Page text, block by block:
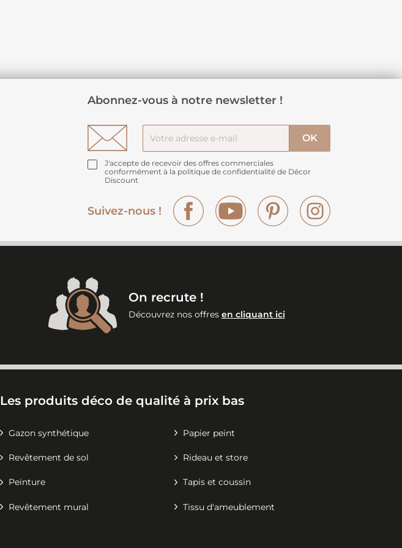
Abonnez-vous à notre newsletter !
J'accepte de recevoir des offres commerciales
conformément à la politique de confidentialité de Décor
Discount
Suivez-nous !
Facebook YouTube Pinterest
On recrute !
Découvrez nos offres en cliquant ici
Les produits déco de qualité à prix bas
Gazon synthétique Papier peint
Revêtement de sol Rideau et store
Peinture Tapis et coussin
Revêtement mural Tissu d'ameublement